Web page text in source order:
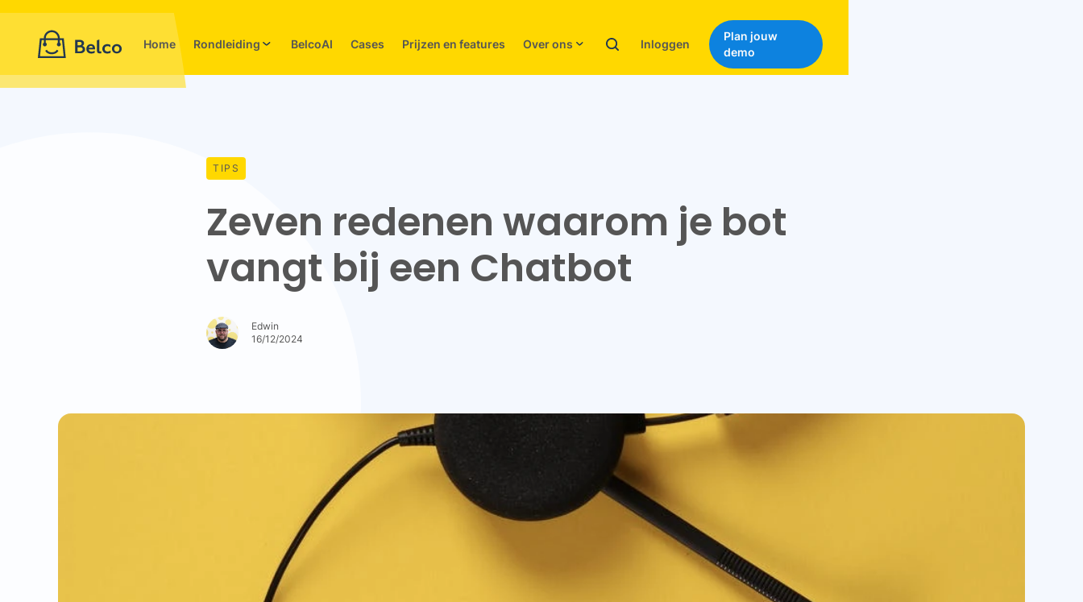
Home Rondleiding BelcoAI Cases Prijzen en features Over ons Inloggen
Plan jouw
demo
TIPS
Zeven redenen waarom je bot
vangt bij een Chatbot
Edwin
16/12/2024